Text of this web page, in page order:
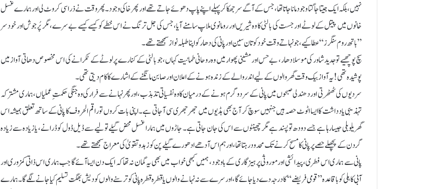
نہیں، بلکہ ایک جیتا جاگتا وجود مانا جاتا تھا، جس کے آگے سر جھکا کر پہلے اپنے پاپ دھوئے جاتے تھے اور پھر خاکی وجود۔ پھر وقت نے ذرا سی کروٹ لی اور ہمارے غسل
خانوں میں پیتل کے لوٹے اور جست کی بالٹی کا وہ شیریں اور رومانوی ملاپ سامنے آیا، جس کی جل ترنگ نے اس خطے کو کیسے کیسے بے سرے، مگر پُر جوش اور خود سر
”باتھ روم سنگرز“ عطا کیے، جو نہاتے وقت خود کو تان سین اور پانی کی دھار کو اپنا طبلہ نواز سمجھتے تھے۔
سچ پوچھیے تو جدید شاور کی موسلادھار، بے حس اور مشینی پھوار میں وہ روحانی طمانیت کہاں، جو بالٹی کے کنارے پر لوٹے کے ٹکرانے کی اس مخصوص دھاتی آواز میں
پوشیدہ تھی! یہ آواز بیک وقت گھر والوں کے لیے اندر والے کے زندہ ہونے کے اعلان اور صابن مانگنے کے اشارے کا کام دیتی تھی۔
سردیوں کی ٹھٹھرتی اور دھندلی صبحوں میں پانی کے سرد و گرم ہونے کے درمیان کا وہ نفسیاتی تذبذب، اور پھر نہانے سے فرار کی وہ جنگی حکمتِ عملیاں، ہماری مشترکہ
تہذیبی یادداشت کا ایسا اٹوٹ حصہ ہیں جنہیں سوچ کر آج بھی ہڈیوں میں جھرجھری سی آ جاتی ہے۔ اپنی بات کروں تو راقم الحروف کا پانی کے ساتھ تعلق ہمیشہ اس
گھریلو بلی جیسا رہا ہے جسے دودھ تو پسند ہے مگر چھینٹوں سے اس کی جان جاتی ہے۔ جاڑوں میں ہمارا غسل محض گیلے تولیے سے ڈیل ڈول کو ڈرانے، یا زیادہ سے زیادہ
گردن کے پچھلے حصے پر پانی کا مسح کرنے تک محدود رہتا تھا، اور ہم اس آدھے ادھورے گیلے پن کو زہد و تقویٰ کی معراج سمجھتے تھے۔
پانی سے ہماری اس فطری، پیدائشی اور موروثی پرہیزگاری کے باوجود، ہمیں کبھی خواب میں بھی یہ گمان نہ تھا کہ ایک دن ایسا آئے گا جب ہماری اس ذاتی کمزوری اور
آبی کاہلی کو باقاعدہ ”قومی فریضے“ کا درجہ دے دیا جائے گا، اور سرے سے نہ نہانے والوں یا قطرہ قطرہ پانی کو ترسنے والوں کو دیش بھگت تسلیم کیا جانے لگے گا۔ ہمارے